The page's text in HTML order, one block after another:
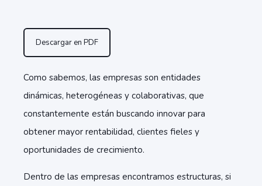
Descargar en PDF
Como sabemos, las empresas son entidades
dinámicas, heterogéneas y colaborativas, que
constantemente están buscando innovar para
obtener mayor rentabilidad, clientes fieles y
oportunidades de crecimiento.
Dentro de las empresas encontramos estructuras, si